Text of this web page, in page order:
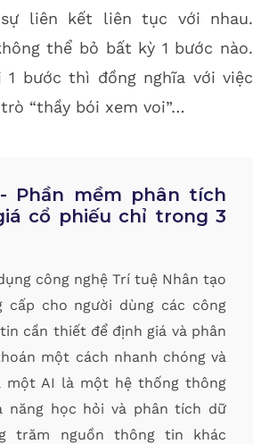
liên kết liên tục với nhau.
thể bỏ bất kỳ 1 bước nào.
1 bước thì đồng nghĩa với việc
“thầy bói xem voi”…
Phần mềm phân tích
cổ phiếu chỉ trong 3
công nghệ Trí tuệ Nhân tạo
cấp cho người dùng các công
cần thiết để định giá và phân
một cách nhanh chóng và
một AI là một hệ thống thông
năng học hỏi và phân tích dữ
trăm nguồn thông tin khác